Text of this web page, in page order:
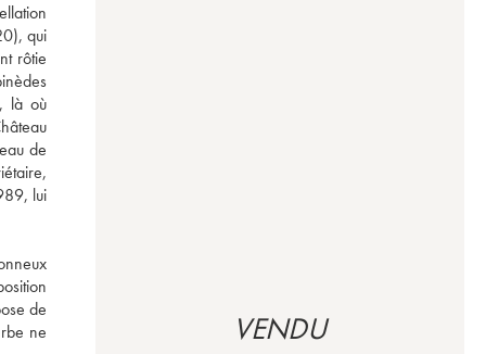
qui
rôtie
là où
de
lui
de
ne
VENDU